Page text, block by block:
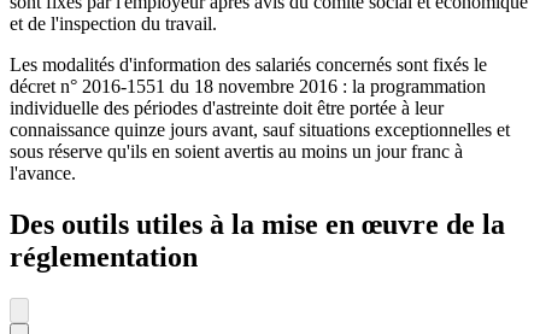
et de l'inspection du travail.
Les modalités d'information des salariés concernés sont fixés le
décret n° 2016-1551 du 18 novembre 2016 : la programmation
individuelle des périodes d'astreinte doit être portée à leur
connaissance quinze jours avant, sauf situations exceptionnelles et
sous réserve qu'ils en soient avertis au moins un jour franc à
l'avance.
Des outils utiles à la mise en œuvre de la
réglementation